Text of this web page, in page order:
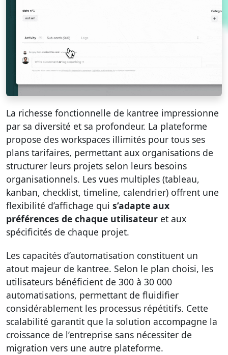
La richesse fonctionnelle de kantree impressionne
par sa diversité et sa profondeur. La plateforme
propose des workspaces illimités pour tous ses
plans tarifaires, permettant aux organisations de
structurer leurs projets selon leurs besoins
organisationnels. Les vues multiples (tableau,
kanban, checklist, timeline, calendrier) offrent une
flexibilité d’affichage qui s’adapte aux
préférences de chaque utilisateur et aux
spécificités de chaque projet.
Les capacités d’automatisation constituent un
atout majeur de kantree. Selon le plan choisi, les
utilisateurs bénéficient de 300 à 30 000
automatisations, permettant de fluidifier
considérablement les processus répétitifs. Cette
scalabilité garantit que la solution accompagne la
croissance de l’entreprise sans nécessiter de
migration vers une autre plateforme.